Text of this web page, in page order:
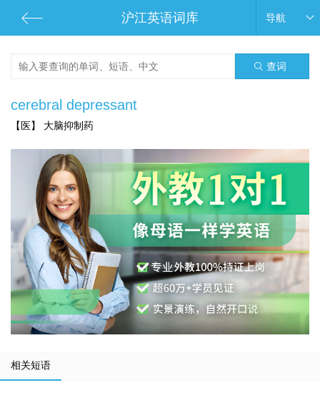
沪江英语词库 导航
查词
cerebral depressant
【医】 大脑抑制药
相关短语